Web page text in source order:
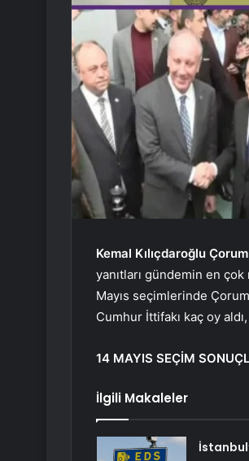
Kemal Kılıçdaroğlu Çorum
yanıtları gündemin en çok
Mayıs seçimlerinde
Cumhur İttifakı kaç oy
14 MAYIS SEÇİM
İlgili Makaleler